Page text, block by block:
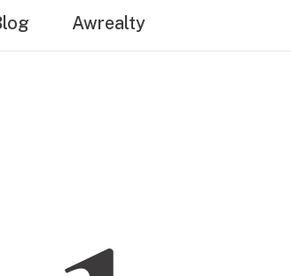
Awrealty